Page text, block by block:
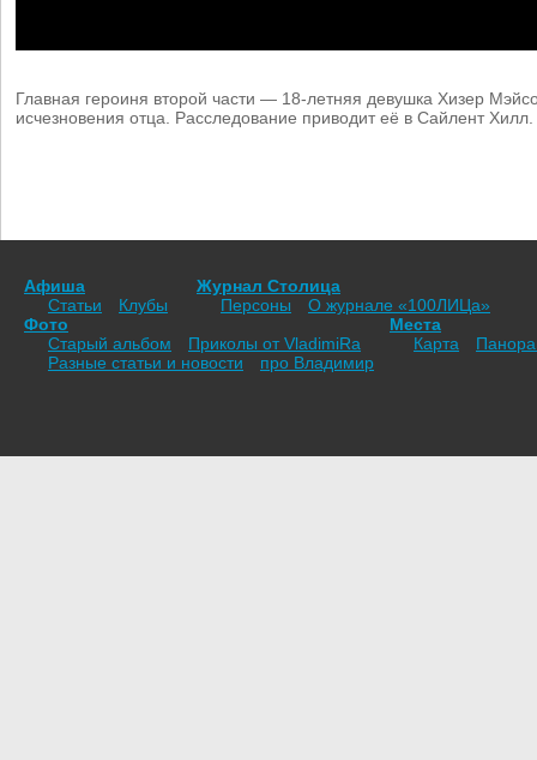
Главная героиня второй части — 18-летняя девушка Хизер
исчезновения отца. Расследование приводит её в Сайлент Хилл.
Афиша
Статьи
Клубы
Журнал Столица
Персоны
О журнале «100ЛИЦа»
Фото
Старый альбом
Приколы от VladimiRа
Места
Карта
Разные статьи и новости
про Владимир